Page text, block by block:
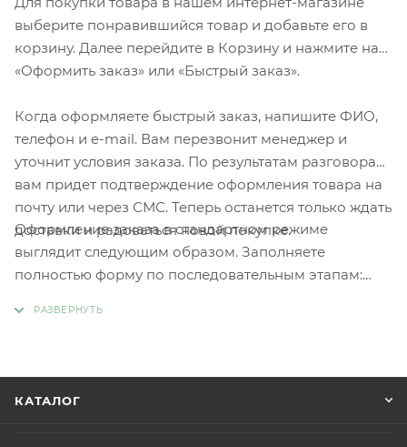
выберите понравившийся товар и добавьте его в
корзину. Далее перейдите в Корзину и нажмите на
«Оформить заказ» или «Быстрый заказ».
Когда оформляете быстрый заказ, напишите ФИО,
телефон и e-mail. Вам перезвонит менеджер и
уточнит условия заказа. По результатам разговора
вам придет подтверждение оформления товара на
почту или через СМС. Теперь останется только ждать
доставки и радоваться новой покупке.
Оформление заказа в стандартном режиме
выглядит следующим образом. Заполняете
полностью форму по последовательным этапам:
КАТАЛОГ